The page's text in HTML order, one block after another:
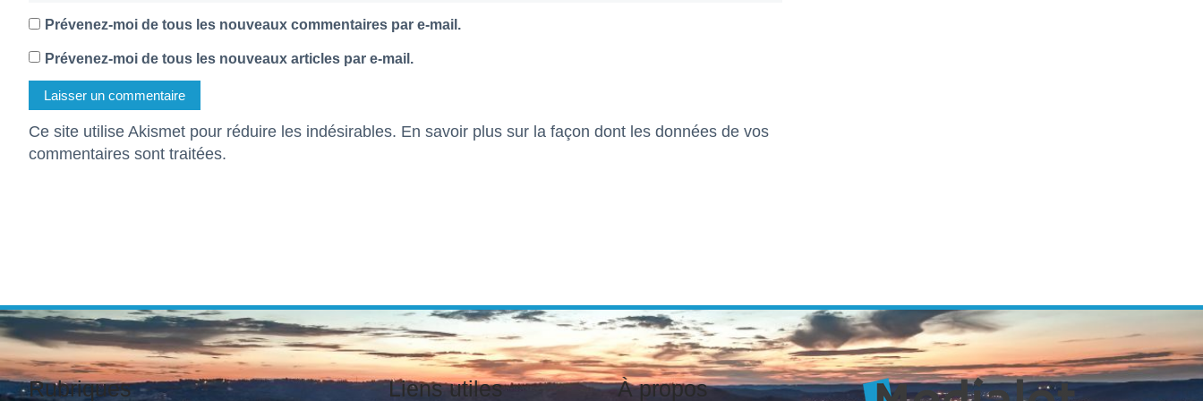
Prévenez-moi de tous les nouveaux commentaires par e-mail.
Prévenez-moi de tous les nouveaux articles par e-mail.
Ce site utilise Akismet pour réduire les indésirables. En savoir plus sur la façon dont les données de vos
commentaires sont traitées.
Rubriques Liens utiles À propos